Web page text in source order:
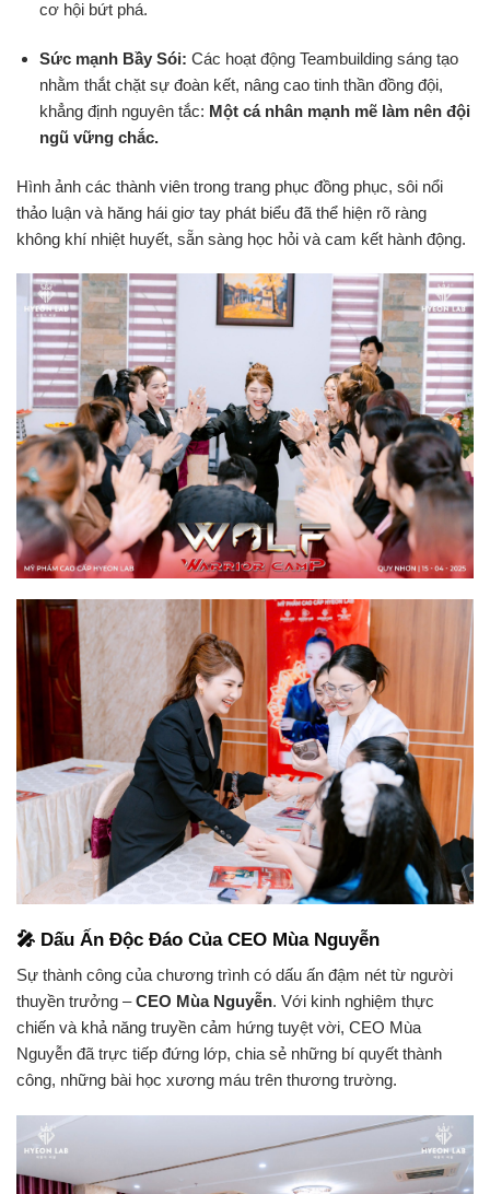
cơ hội bứt phá.
Sức mạnh Bầy Sói: Các hoạt động Teambuilding sáng tạo
nhằm thắt chặt sự đoàn kết, nâng cao tinh thần đồng đội,
khẳng định nguyên tắc: Một cá nhân mạnh mẽ làm nên đội
ngũ vững chắc.
Hình ảnh các thành viên trong trang phục đồng phục, sôi nổi
thảo luận và hăng hái giơ tay phát biểu đã thể hiện rõ ràng
không khí nhiệt huyết, sẵn sàng học hỏi và cam kết hành động.
🎤 Dấu Ấn Độc Đáo Của CEO Mùa Nguyễn
Sự thành công của chương trình có dấu ấn đậm nét từ người
thuyền trưởng –CEO Mùa Nguyễn. Với kinh nghiệm thực
chiến và khả năng truyền cảm hứng tuyệt vời, CEO Mùa
Nguyễn đã trực tiếp đứng lớp, chia sẻ những bí quyết thành
công, những bài học xương máu trên thương trường.